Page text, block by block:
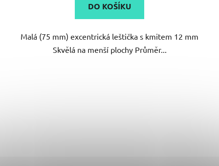
DO KOŠÍKU
Malá (75 mm) excentrická leštička s kmitem 12 mm
Skvělá na menší plochy Průměr...